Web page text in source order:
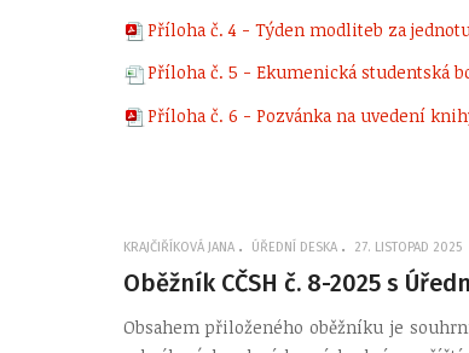
Příloha č. 4 - Týden modliteb za
Příloha č. 5 - Ekumenická studentská
Příloha č. 6 - Pozvánka na uvedení
KRAJČIŘÍKOVÁ JANA ÚŘEDNÍ DESKA 27. LISTOPAD 2025
Oběžník CČSH č. 8-2025 s
Obsahem přiloženého oběžníku je